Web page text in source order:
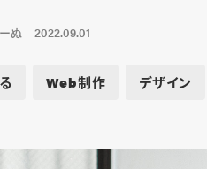
ぬ 2022.09.01
Web制作 デザイン